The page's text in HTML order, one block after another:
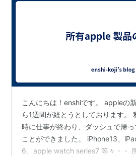
こんにちは！enshiです。 appleの
ら1週間が経とうとしております。
時に仕事が終わり、ダッシュで帰
ことができました。 iPhone13、
6、apple watch series7 等々・・